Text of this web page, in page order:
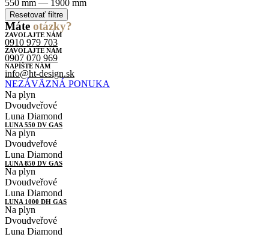
550 mm — 1900 mm
Resetovať filtre
Máte otázky?
ZAVOLAJTE NÁM
0910 979 703
ZAVOLAJTE NÁM
0907 070 969
NAPÍŠTE NÁM
info@ht-design.sk
NEZÁVÄZNÁ PONUKA
Na plyn
Dvoudveřové
Luna Diamond
LUNA 550 DV GAS
Na plyn
Dvoudveřové
Luna Diamond
LUNA 850 DV GAS
Na plyn
Dvoudveřové
Luna Diamond
LUNA 1000 DH GAS
Na plyn
Dvoudveřové
Luna Diamond